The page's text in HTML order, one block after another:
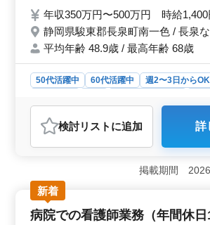
がいを感じながら働くことができます。
く、経験豊富な方々と共に働ける環境が
日制 年間休日110日 車通
業少なめ 現在50歳以上も
様です！ 皆様のご応募お
年収350万円〜500万円 時給
静岡県駿東郡長泉町南一色 / 長泉
平均年齢 48.9歳 / 最高年齢 68歳
50代活躍中 60代活躍中 週2〜3日からOK
おすすめポイント
＜働きやすさ＆スキル活用＞ 長泉町の
ションでは、明るい心で利用者様をサ
す。バイタルチェックやターミナルケア
務を通じて、地域の方々の健康を支えま
残業も少なめなので、ワークライフバラ
ながら活躍できます。 ＜勤務条件＆
検討リスト に追加 詳
掲載期間
新着
病院での看護師業務（年間休